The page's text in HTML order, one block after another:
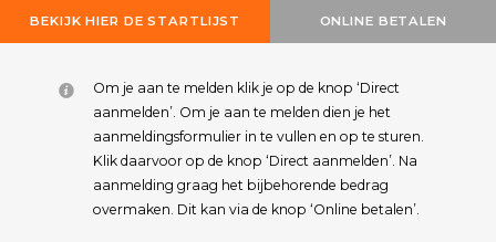
BEKIJK HIER DE STARTLIJST ONLINE BETALEN
Om je aan te melden klik je op de knop ‘Direct
aanmelden’. Om je aan te melden dien je het
aanmeldingsformulier in te vullen en op te sturen.
Klik daarvoor op de knop ‘Direct aanmelden’. Na
aanmelding graag het bijbehorende bedrag
overmaken. Dit kan via de knop ‘Online betalen’.